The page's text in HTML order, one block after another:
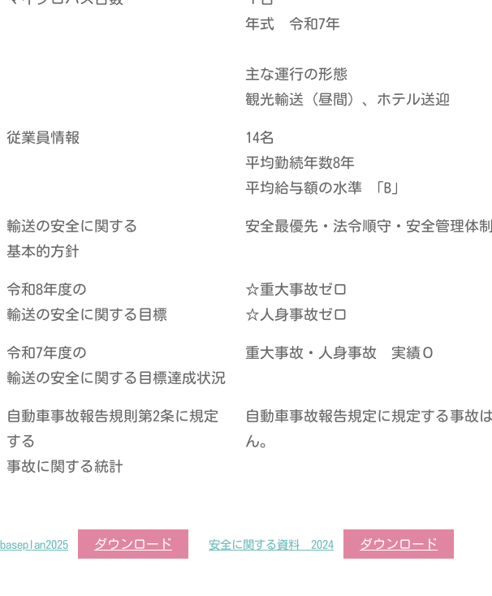
年式 令和7年
主な運行の形態
観光輸送（昼間）、ホテル送迎
従業員情報
14名
平均勤続年数8年
平均給与額の水準 「B」
輸送の安全に関する
基本的方針
安全最優先・法令順守・安全管理体
令和8年度の
輸送の安全に関する目標
☆重大事故ゼロ
☆人身事故ゼロ
令和7年度の
輸送の安全に関する目標達成状況
重大事故・人身事故 実績０
自動車事故報告規則第2条に規定
する
事故に関する統計
自動車事故報告規定に規定する事故
ん。
baseplan2025 ダウンロード 安全に関する資料 2024 ダウンロード